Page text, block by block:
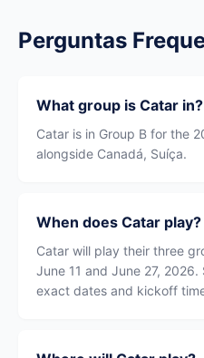
Perguntas
What group is Catar in?
Catar is in Group B for the
alongside Canadá, Suíça.
When does Catar play?
Catar will play their three
June 11 and June 27,
exact dates and kickoff